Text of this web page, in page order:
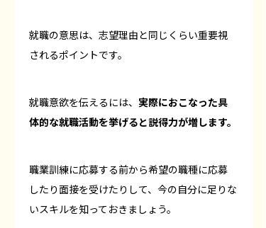
就職の意思は、志望理由と同じくらい重要視
されるポイントです。
就職意欲を伝えるには、 実際におこなった具
体的な就職活動を挙げると説得力が増します。
職業訓練に応募する前から希望の職種に応募
したり面接を受けたりして、今の自分に足りな
いスキルを知っておきましょう。